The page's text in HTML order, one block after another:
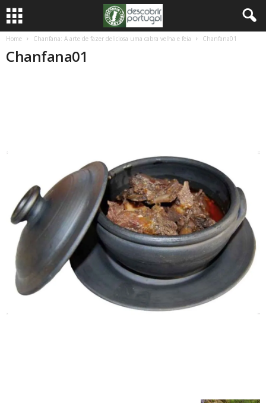
Home Chanfana: A arte de fazer deliciosa uma cabra velha e feia Chanfana01
Chanfana01